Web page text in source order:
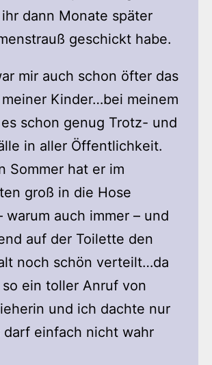
dann Monate später
geschickt habe.
mir auch schon öfter das
Kinder…bei meinem
schon genug Trotz- und
in aller Öffentlichkeit.
Sommer hat er im
groß in die Hose
warum auch immer – und
auf der Toilette den
noch schön verteilt…da
so ein toller Anruf von
und ich dachte nur
darf einfach nicht wahr